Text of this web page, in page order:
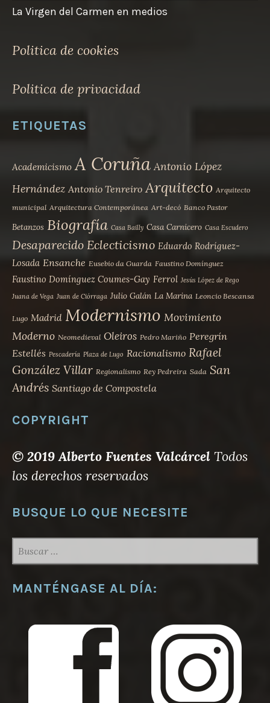
La Virgen del Carmen en medios
Politica de cookies
Politica de privacidad
ETIQUETAS
Academicismo A Coruña Antonio López
Hernández Antonio Tenreiro Arquitecto Arquitecto
municipal Arquitectura Contemporánea Art-decó Banco Pastor
Betanzos Biografía Casa Bailly Casa Carnicero Casa Escudero
Desaparecido Eclecticismo Eduardo Rodríguez-
Losada Ensanche Eusebio da Guarda Faustino Domínguez
Faustino Domínguez Coumes-Gay Ferrol Jesús López de Rego
Juana de Vega Juan de Ciórraga Julio Galán La Marina Leoncio Bescansa
Lugo Madrid Modernismo Movimiento
Moderno Neomedieval Oleiros Pedro Mariño Peregrín
Estellés Pescadería Plaza de Lugo Racionalismo Rafael
González Villar Regionalismo Rey Pedreira Sada San
Andrés Santiago de Compostela
COPYRIGHT
© 2019 Alberto Fuentes Valcárcel Todos
los derechos reservados
BUSQUE LO QUE NECESITE
MANTÉNGASE AL DÍA: